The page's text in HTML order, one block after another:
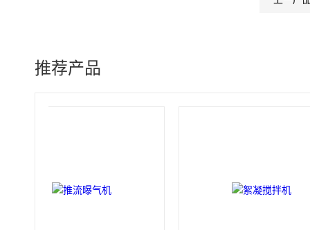
推荐产品